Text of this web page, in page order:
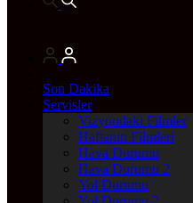
Son Dakika
Servisler
Vizyondaki Filmler
Haftanin Filmleri
Hava Durumu
Hava Durumu 2
Yol Durumu